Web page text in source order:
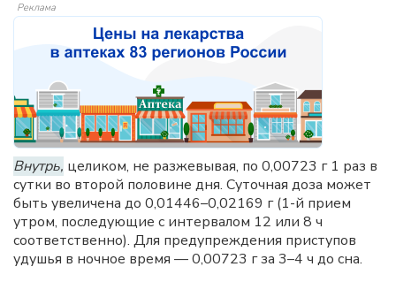
Реклама
Внутрь, целиком, не разжевывая, по 0,00723 г 1 раз в
сутки во второй половине дня. Суточная доза может
быть увеличена до 0,01446–0,02169 г (1-й прием
утром, последующие с интервалом 12 или 8 ч
соответственно). Для предупреждения приступов
удушья в ночное время — 0,00723 г за 3–4 ч до сна.